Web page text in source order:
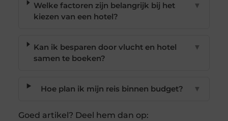
Welke factoren zijn belangrijk bij het
kiezen van een hotel?
▼
Kan ik besparen door vlucht en hotel
samen te boeken?
▼
Hoe plan ik mijn reis binnen budget? ▼
Goed artikel? Deel hem dan op: